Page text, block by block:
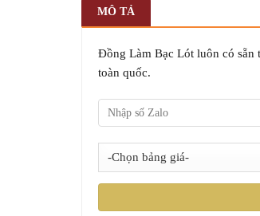
MÔ TẢ
Đồng Làm Bạc Lót luôn có sẵn
toàn quốc.